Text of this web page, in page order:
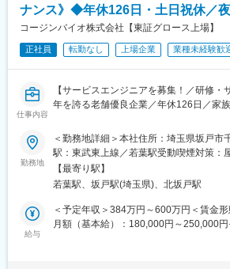
■福利厚生
・昼食代一部補助：毎日1食360円のお弁
おり、その内、半額180円を会社が負担
変更の範囲：会社の定める業務
・機関投資家、アナリストの取材対応、
・株主の問い合わせ対応
・株式事務など
コーポレートブランドの確立及びステー
取り巻く社会環境との関係構築に従事し
なお、具体的にはこれまでのご経験や適
決定していきます。
まずは経験や能力に応じた業務からお任
大に向け、管理職としてのポストをお願
場を経てさらに業務拡大をしていく当社
をしてみませんか。
【ポジションの魅力】
・将来的に、より経営に近いポジション
ナンス》◆年休126日・土日祝休／
コージンバイオ株式会社【東証グロース上場】
正社員 転勤なし 上場企業 業種未経験歓
仕事内容
【サービスエンジニアを募集！／研修
年を誇る老舗優良企業／年休126日／家
【はじめに】
今回は増員を目的にサービスエンジニア
ただくのは、再生医療や微生物検査に関
テナンスがメインです。
【働き方】
勤務地
＜勤務地詳細＞本社住所：埼玉県坂戸市
駅：東武東上線／若葉駅受動喫煙対策：
囲：会社の定める事業所
【最寄り駅】
若葉駅、坂戸駅(埼玉県)、北坂戸駅
給与
＜予定年収＞384万円～600万円＜賃金
月額（基本給）：180,000円～250,000円